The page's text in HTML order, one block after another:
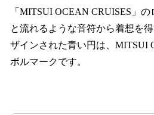
「MITSUI OCEAN CRUISES」
と流れるような音符から着想を
ザインされた青い円は、MITSUI
ボルマークです。